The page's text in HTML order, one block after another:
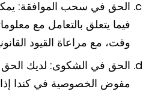
الحق في سحب الموافقة:
فيما يتعلق بالتعامل مع
وقت، مع مراعاة القيود
الحق في الشكوى: لديك
مفوض الخصوصية في كندا